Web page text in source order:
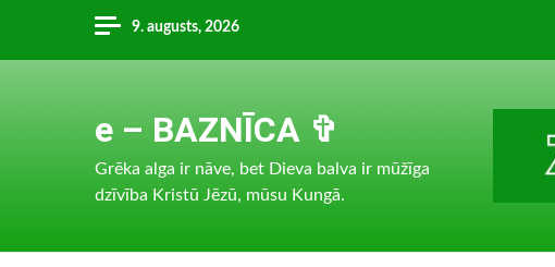
content
9. augusts, 2026
e – BAZNĪCA ✞
Grēka alga ir nāve, bet Dieva balva ir mūžīga
dzīvība Kristū Jēzū, mūsu Kungā.